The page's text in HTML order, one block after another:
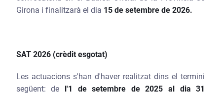
Girona i finalitzarà el dia 15 de setembre de 2026.
SAT 2026 (crèdit esgotat)
Les actuacions s'han d'haver realitzat dins el termini
següent: de l'1 de setembre de 2025 al dia31